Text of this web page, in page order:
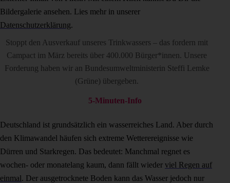
Bildergalerie ansehen. Lies mehr in unserer
Datenschutzerklärung.
Stoppt den Ausverkauf unseres Trinkwassers – das fordern mit
Campact im März bereits über 400.000 Bürger*innen. Unsere
Forderung haben wir an Bundesumweltministerin Steffi Lemke
(Grüne) übergeben.
5-Minuten-Info
Deutschland ist grundsätzlich ein wasserreiches Land. Aber durch
den Klimawandel häufen sich extreme Wetterereignisse wie
Dürren und Starkregen. Das bedeutet: Manchmal regnet es
wochen- oder monatelang kaum, dann fällt wieder viel Regen auf
einmal. Der ausgetrocknete Boden kann das Wasser jedoch nur